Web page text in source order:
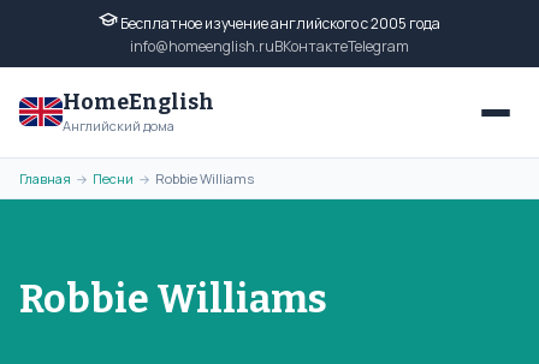
Бесплатное изучение английского с 2005 года
info@homeenglish.ruВКонтактеTelegram
HomeEnglish
Английский дома
Главная → Песни → Robbie Williams
Robbie Williams